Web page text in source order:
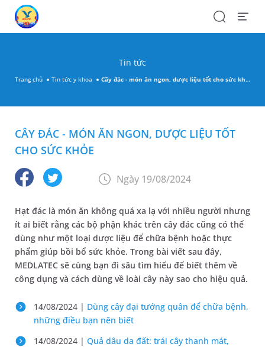
SearchOpen
Tin tức
Trang chủ Tin tức y khoa Cây đác - món ăn ngon, dược liệu tốt cho sức khỏe
CÂY ĐÁC - MÓN ĂN NGON, DƯỢC LIỆU TỐT
CHO SỨC KHỎE
Ngày 19/08/2024
Hạt đác là món ăn không quá xa lạ với nhiều người nhưng
ít ai biết rằng các bộ phận khác trên cây đác cũng có thể
dùng như một loại dược liệu để chữa bệnh hoặc thực
phẩm giúp bồi bổ sức khỏe. Trong bài viết sau đây,
MEDLATEC sẽ cùng bạn đi sâu tìm hiểu để biết thêm về
công dụng và cách dùng về loài cây này sao cho hiệu quả.
14/08/2024 | Dùng cây đại tướng quân để chữa bệnh,
những điều bạn nên biết
14/08/2024 | Quả dâu da đất: trái cây thanh mát,